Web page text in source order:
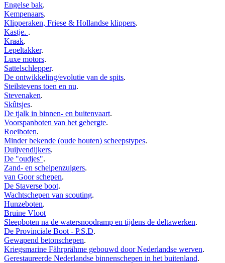
Engelse bak.
Kempenaars.
Klipperaken, Friese & Hollandse klippers.
Kastje. .
Kraak.
Lepeltakker.
Luxe motors.
Sattelschlepper.
De ontwikkeling/evolutie van de spits.
Steilstevens toen en nu.
Stevenaken.
Skûtsjes.
De tjalk in binnen- en buitenvaart.
Voorspanboten van het gebergte.
Roeiboten.
Minder bekende (oude houten) scheepstypes.
Duijvendijkers.
De "oudjes".
Zand- en schelpenzuigers.
van Goor schepen.
De Staverse boot.
Wachtschepen van scouting.
Hunzeboten.
Bruine Vloot
Sleepboten na de watersnoodramp en tijdens de deltawerken.
De Provinciale Boot - P.S.D.
Gewapend betonschepen.
Kriegsmarine Fährprähme gebouwd door Nederlandse werven.
Gerestaureerde Nederlandse binnenschepen in het buitenland.